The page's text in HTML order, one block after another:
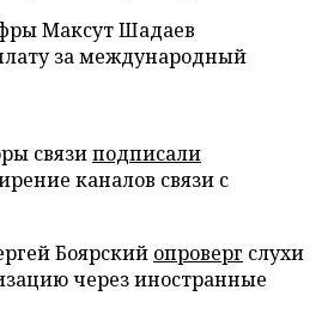
Максут Шадаев
за международный
связиподписали
каналов связи с
Боярский опроверг слухи
через иностранные